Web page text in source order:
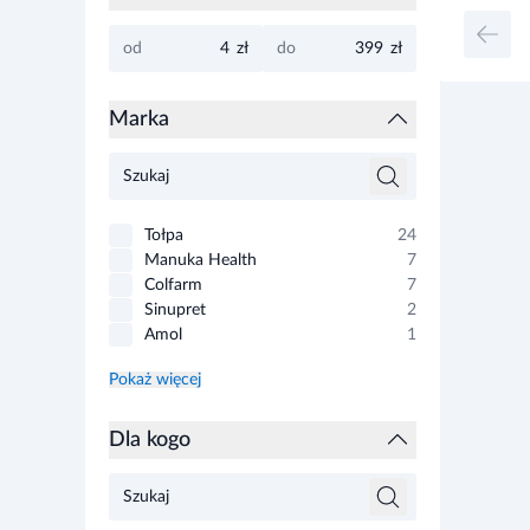
od zł do zł
Marka
Tołpa
24
Manuka Health
7
Colfarm
7
Sinupret
2
Amol
1
Pokaż więcej
Dla kogo